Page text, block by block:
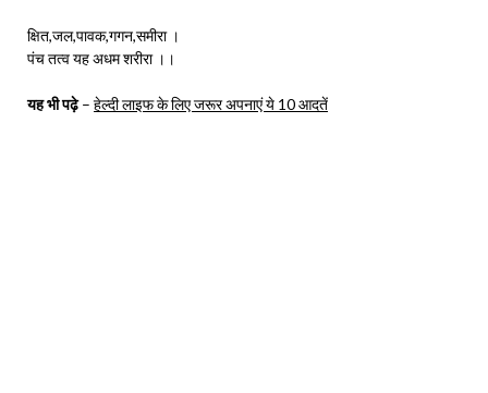
क्षित,जल,पावक,गगन,समीरा ।
पंच तत्व यह अधम शरीरा ।।
यह भी पढ़े– हेल्दी लाइफ के लिए जरूर अपनाएं ये 10 आदतें